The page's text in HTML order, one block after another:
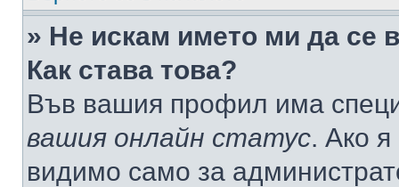
» Не искам името ми да се
Как става това?
Във вашия профил има
вашия онлайн статус. Ако
видимо само за